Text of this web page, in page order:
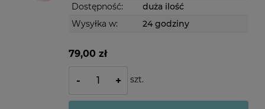
Dostępność:
duża ilość
Wysyłka w:
24 godziny
79,00 zł
- + szt.